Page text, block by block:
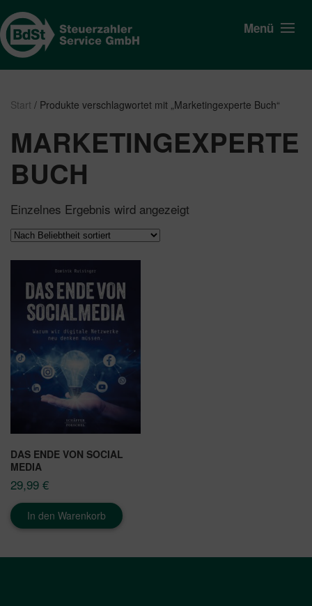
Menü
Start / Produkte verschlagwortet mit „Marketingexperte Buch“
MARKETINGEXPERTE
BUCH
Einzelnes Ergebnis wird angezeigt
DAS ENDE VON SOCIAL
MEDIA
29,99 €
In den Warenkorb